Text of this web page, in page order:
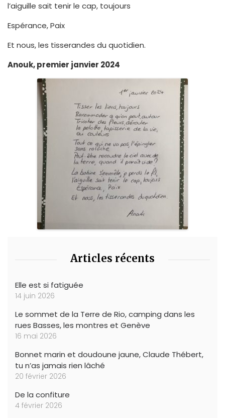
l’aiguille sait tenir le cap, toujours
Espérance, Paix
Et nous, les tisserandes du quotidien.
Anouk, premier janvier 2024
Articles récents
Elle est si fatiguée
14 juin 2026
Le sommet de la Terre de Rio, camping dans les
rues Basses, les montres et Genève
16 mai 2026
Bonnet marin et doudoune jaune, Claude Thébert,
tu n’as jamais rien lâché
20 février 2026
De la confiture
4 février 2026